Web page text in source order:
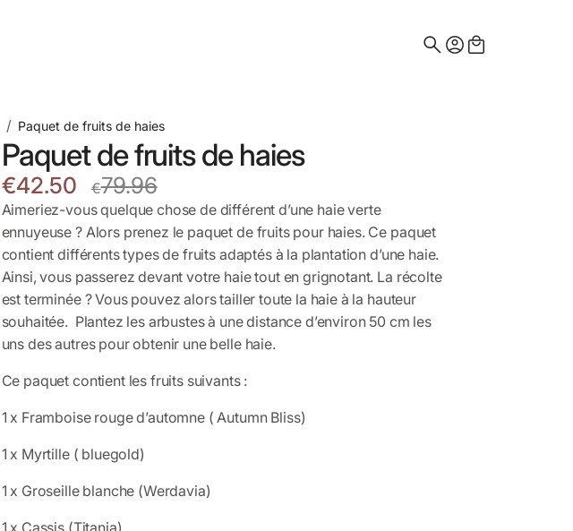
Paquet de fruits de haies
Paquet de fruits de haies
€79.96
Oorspronkelijke
prijs
was:
€79.96.
€42.50
Huidige
prijs
is:
€42.50.
Aimeriez-vous quelque chose de différent d’une haie verte
ennuyeuse ? Alors prenez le paquet de fruits pour haies. Ce paquet
contient différents types de fruits adaptés à la plantation d’une haie.
Ainsi, vous passerez devant votre haie tout en grignotant. La récolte
est terminée ? Vous pouvez alors tailler toute la haie à la hauteur
souhaitée. Plantez les arbustes à une distance d’environ 50 cm les
uns des autres pour obtenir une belle haie.
Ce paquet contient les fruits suivants :
1 x Framboise rouge d’automne ( Autumn Bliss)
1 x Myrtille ( bluegold)
1 x Groseille blanche (Werdavia)
1 x Cassis (Titania)